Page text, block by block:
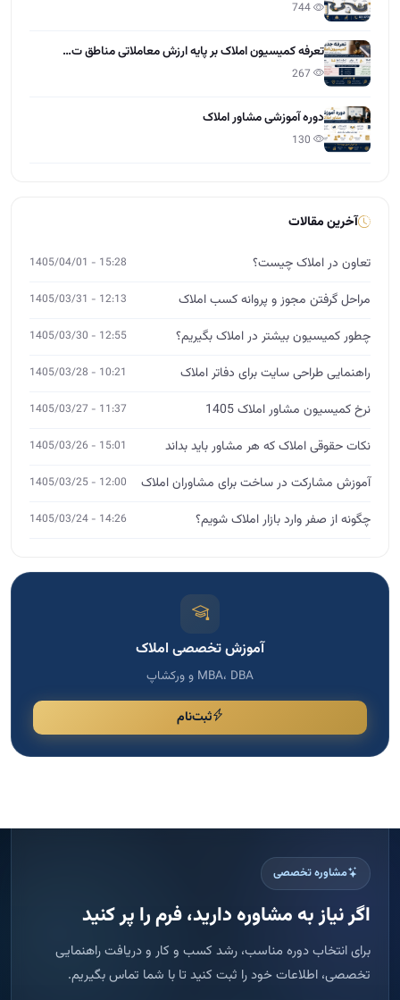
تعرفه کمیسیون املاک بر پایه ارزش معاملاتی مناطق ت…
دوره آموزشی مشاور املاک
آخرین مقالات
تعاون در املاک چیست؟ 15:28 - 1405/04/01
مراحل گرفتن مجوز و پروانه کسب املاک 12:13 - 1405/03/31
چطور کمیسیون بیشتر در املاک بگیریم؟ 12:55 - 1405/03/30
راهنمایی طراحی سایت برای دفاتر املاک 10:21 - 1405/03/28
نرخ کمیسیون مشاور املاک 1405 11:37 - 1405/03/27
نکات حقوقی املاک که هر مشاور باید بداند 15:01 - 1405/03/26
آموزش مشارکت در ساخت برای مشاوران املاک 12:00 - 1405/03/25
چگونه از صفر وارد بازار املاک شویم؟ 14:26 - 1405/03/24
آموزش تخصصی املاک
MBA، DBA و ورکشاپ
ثبت‌نام
مشاوره تخصصی
اگر نیاز به مشاوره دارید، فرم را پر کنید
برای انتخاب دوره مناسب، رشد کسب و کار و دریافت راهنمایی
تخصصی، اطلاعات خود را ثبت کنید تا با شما تماس بگیریم.